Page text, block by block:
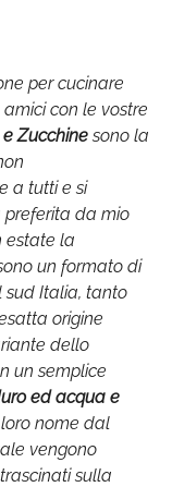
per cucinare
con le vostre
Zucchinesono la
a tutti e si
preferita da mio
estate la
un formato di
sud Italia, tanto
origine
dello
un semplice
ed acqua e
nome dal
vengono
sulla